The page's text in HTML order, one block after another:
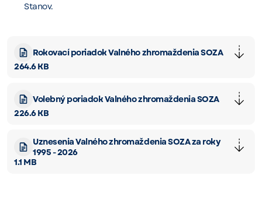
Stanov.
Rokovací poriadok Valného zhromaždenia SOZA
264.6 KB
Volebný poriadok Valného zhromaždenia SOZA
226.6 KB
Uznesenia Valného zhromaždenia SOZA za roky
1995 - 2026
1.1 MB